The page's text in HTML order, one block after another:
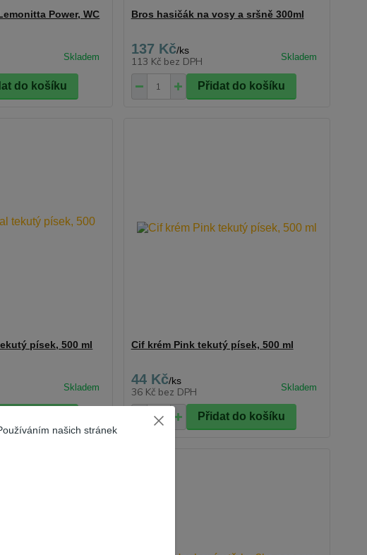
Power, WC
do košíku
Bros hasičák na vosy a sršně 300ml
137 Kč/ks
113 Kč bez DPH
Přidat do košíku
písek, 500 ml Cif krém Pink tekutý písek, 500 ml
44 Kč/ks
36 Kč bez DPH
Přidat do košíku
našich stránek